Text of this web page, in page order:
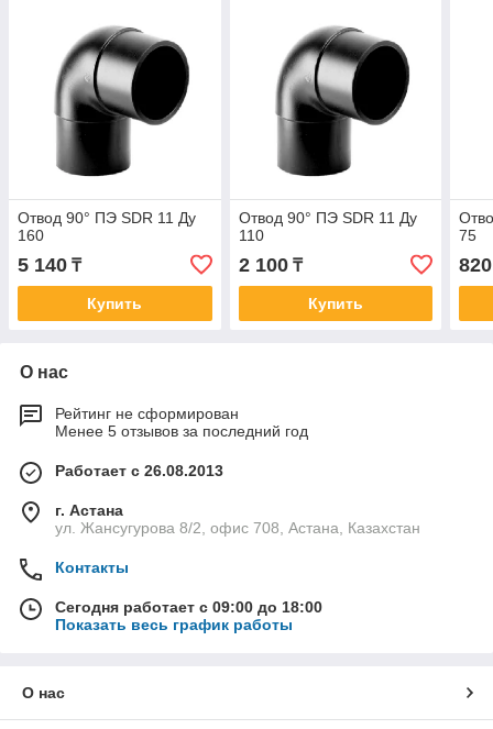
Отвод 90° ПЭ SDR 11 Ду
160
5 140 ₸
Купить
Отвод 90° ПЭ SDR 11 Ду
110
2 100₸
Купить
75
820
О нас
Рейтинг не сформирован
Менее 5 отзывов за последний год
Работает с 26.08.2013
г. Астана
ул. Жансугурова 8/2, офис 708, Астана, Казахстан
Контакты
Сегодня работает с 09:00 до 18:00
Показать весь график работы
О нас